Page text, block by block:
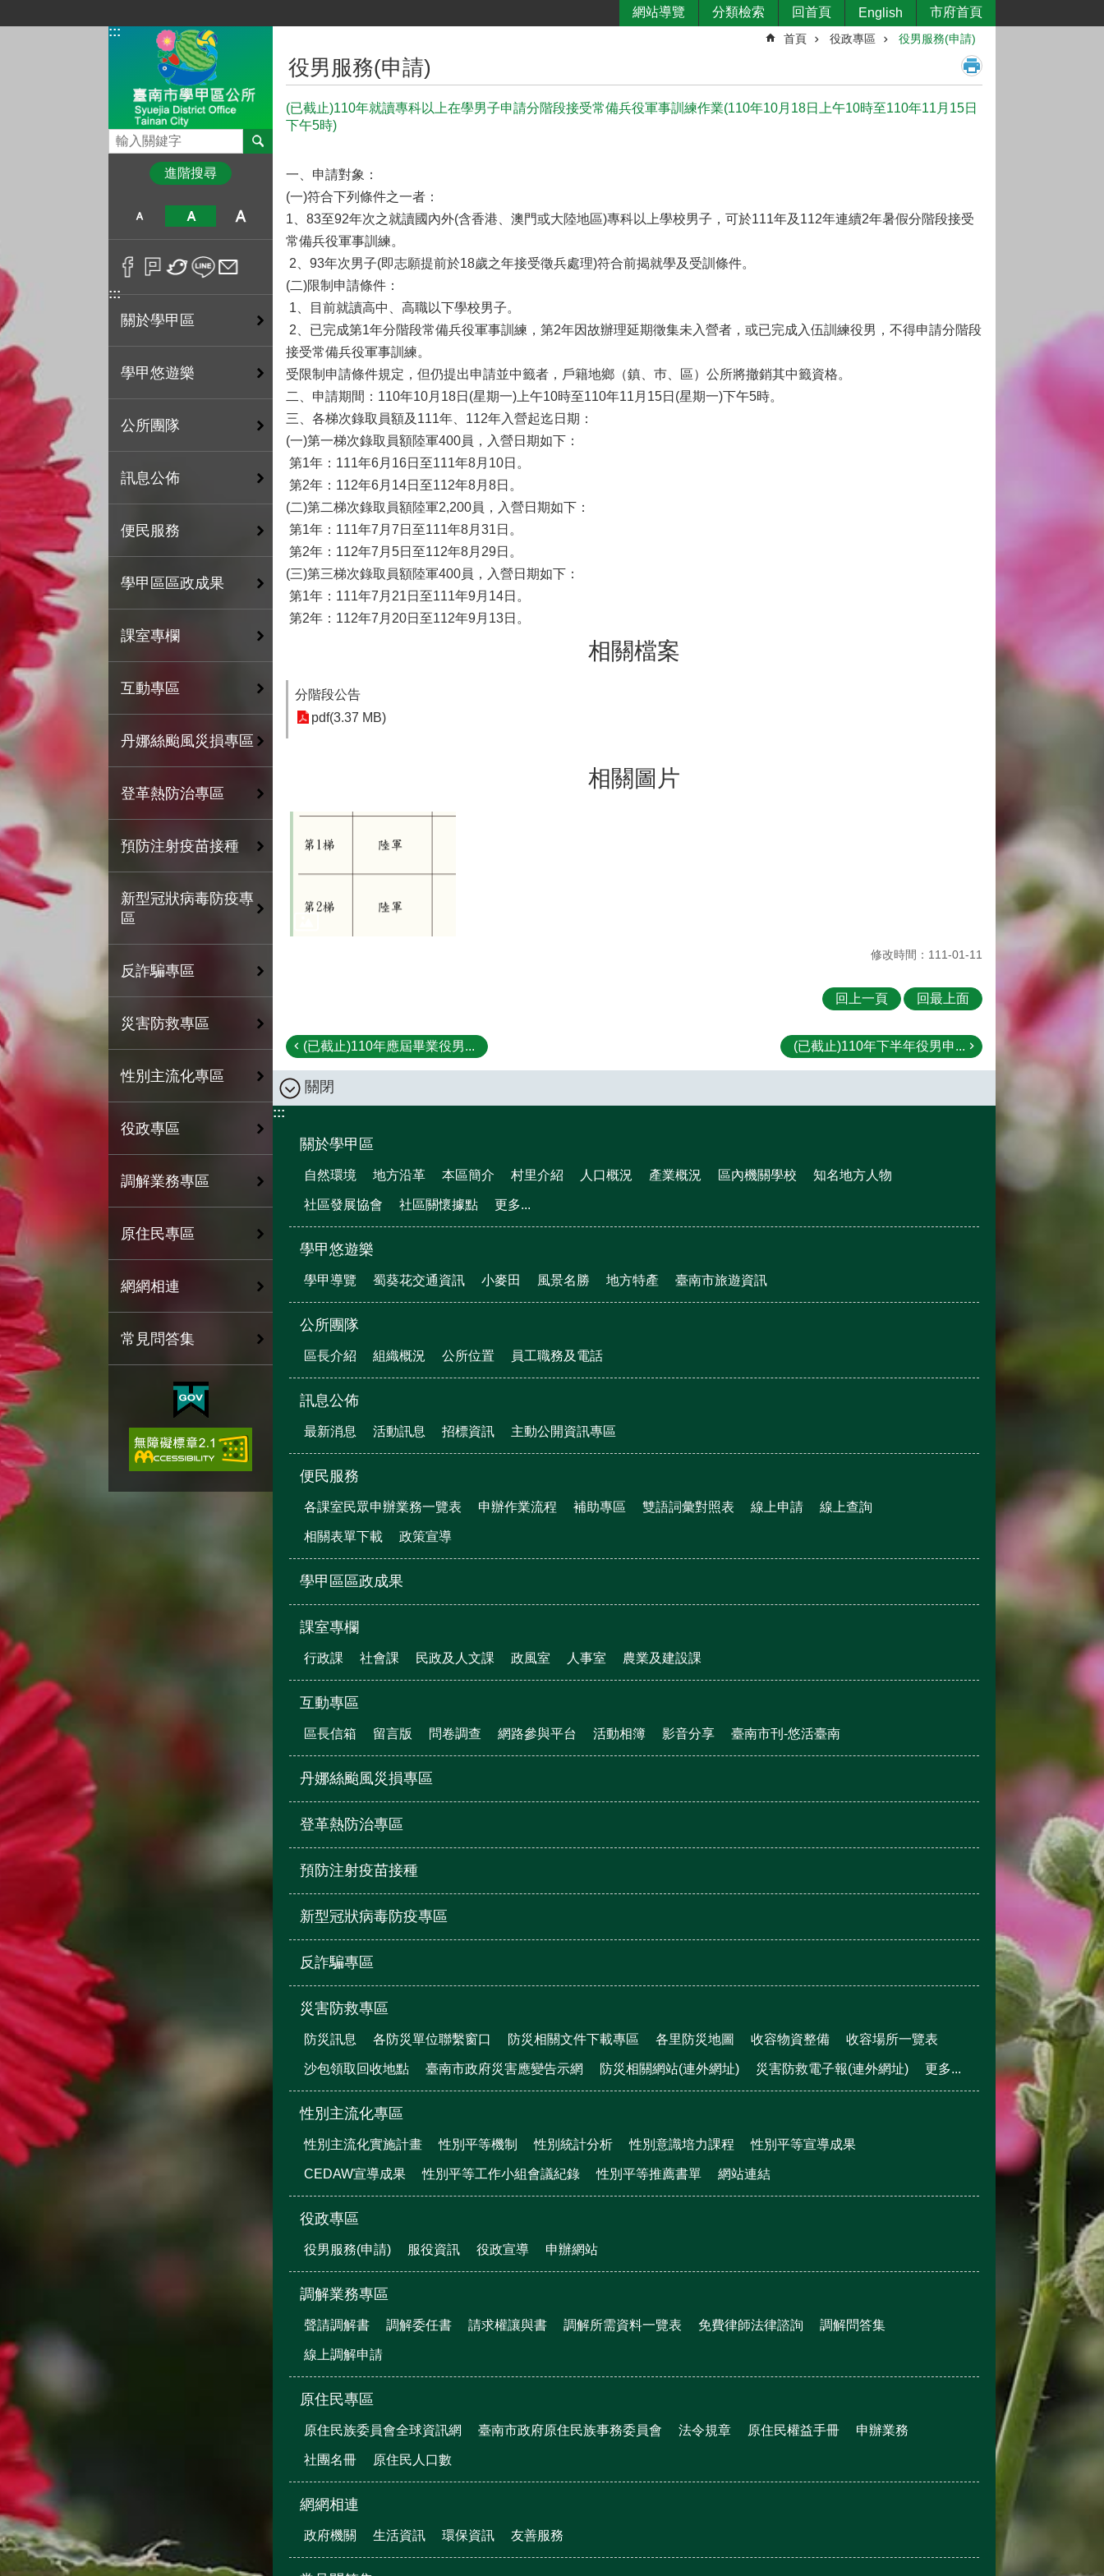
:::
網站導覽 分類檢索 回首頁 English 市府首頁
搜尋
進階搜尋
:::
關於學甲區
學甲悠遊樂
公所團隊
訊息公佈
便民服務
學甲區區政成果
課室專欄
互動專區
丹娜絲颱風災損專區
登革熱防治專區
預防注射疫苗接種
新型冠狀病毒防疫專
區
反詐騙專區
災害防救專區
性別主流化專區
役政專區
調解業務專區
原住民專區
網網相連
常見問答集
首頁 役政專區 役男服務(申請)
役男服務(申請)
(已截止)110年就讀專科以上在學男子申請分階段接受常備兵役軍事訓練作業(110年10月18日上午10時至110年11月15日
下午5時)
一、申請對象：
(一)符合下列條件之一者：
1、83至92年次之就讀國內外(含香港、澳門或大陸地區)專科以上學校男子，可於111年及112年連續2年暑假分階段接受
常備兵役軍事訓練。
2、93年次男子(即志願提前於18歲之年接受徵兵處理)符合前揭就學及受訓條件。
(二)限制申請條件：
1、目前就讀高中、高職以下學校男子。
2、已完成第1年分階段常備兵役軍事訓練，第2年因故辦理延期徵集未入營者，或已完成入伍訓練役男，不得申請分階段
接受常備兵役軍事訓練。
受限制申請條件規定，但仍提出申請並中籤者，戶籍地鄉（鎮、巿、區）公所將撤銷其中籤資格。
二、申請期間：110年10月18日(星期一)上午10時至110年11月15日(星期一)下午5時。
三、各梯次錄取員額及111年、112年入營起迄日期：
(一)第一梯次錄取員額陸軍400員，入營日期如下：
第1年：111年6月16日至111年8月10日。
第2年：112年6月14日至112年8月8日。
(二)第二梯次錄取員額陸軍2,200員，入營日期如下：
第1年：111年7月7日至111年8月31日。
第2年：112年7月5日至112年8月29日。
(三)第三梯次錄取員額陸軍400員，入營日期如下：
第1年：111年7月21日至111年9月14日。
第2年：112年7月20日至112年9月13日。
相關檔案
分階段公告
pdf(3.37 MB)
相關圖片
修改時間：111-01-11
回上一頁 回最上面
(已截止)110年應屆畢業役男... (已截止)110年下半年役男申...
關閉
:::
關於學甲區
自然環境 地方沿革 本區簡介 村里介紹 人口概況 產業概況 區內機關學校 知名地方人物
社區發展協會 社區關懷據點 更多...
學甲悠遊樂
學甲導覽 蜀葵花交通資訊 小麥田 風景名勝 地方特產 臺南市旅遊資訊
公所團隊
區長介紹 組織概況 公所位置 員工職務及電話
訊息公佈
最新消息 活動訊息 招標資訊 主動公開資訊專區
便民服務
各課室民眾申辦業務一覽表 申辦作業流程 補助專區 雙語詞彙對照表 線上申請 線上查詢
相關表單下載 政策宣導
學甲區區政成果
課室專欄
行政課 社會課 民政及人文課 政風室 人事室 農業及建設課
互動專區
區長信箱 留言版 問卷調查 網路參與平台 活動相簿 影音分享 臺南市刊-悠活臺南
丹娜絲颱風災損專區
登革熱防治專區
預防注射疫苗接種
新型冠狀病毒防疫專區
反詐騙專區
災害防救專區
防災訊息 各防災單位聯繫窗口 防災相關文件下載專區 各里防災地圖 收容物資整備 收容場所一覽表
沙包領取回收地點 臺南市政府災害應變告示網 防災相關網站(連外網址) 災害防救電子報(連外網址) 更多...
性別主流化專區
性別主流化實施計畫 性別平等機制 性別統計分析 性別意識培力課程 性別平等宣導成果
CEDAW宣導成果 性別平等工作小組會議紀錄 性別平等推薦書單 網站連結
役政專區
役男服務(申請) 服役資訊 役政宣導 申辦網站
調解業務專區
聲請調解書 調解委任書 請求權讓與書 調解所需資料一覽表 免費律師法律諮詢 調解問答集
線上調解申請
原住民專區
原住民族委員會全球資訊網 臺南市政府原住民族事務委員會 法令規章 原住民權益手冊 申辦業務
社團名冊 原住民人口數
網網相連
政府機關 生活資訊 環保資訊 友善服務